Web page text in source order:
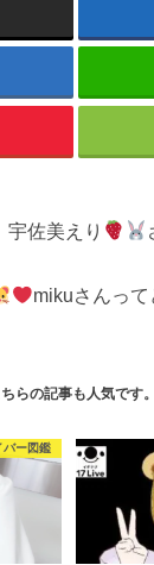
宇佐美えり
mikuさんって
らの記事も人気です。
バー図鑑